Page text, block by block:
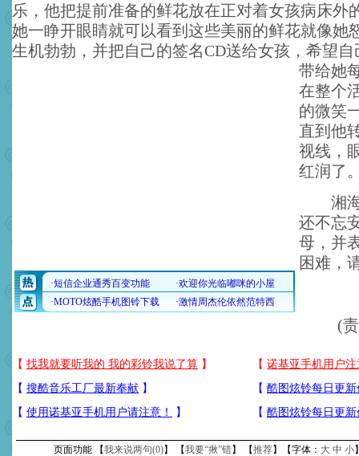
乐，他把提前准备的鲜花放在正对着女孩病床外
她一睁开眼睛就可以看到这些美丽的鲜花就像她
生机勃勃，并把自己的签名CD送给女孩，希望
带给她
在整个
的微笑
直到他
视线，
红润了
湘海
还不忘
母，并
困难，
(
页面功能 【我来说两句(0)】 【我要“揪”错】 【推荐】【字体： 大 中 小